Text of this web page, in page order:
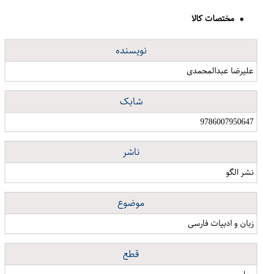
مختصات کالا
نویسنده
علیرضا عبدالمحمدی
شابک
9786007950647
ناشر
نشر الگو
موضوع
زبان و ادبیات فارسی
قطع